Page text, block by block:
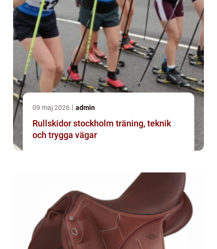
09 maj 2026 admin
Rullskidor stockholm träning, teknik
och trygga vägar